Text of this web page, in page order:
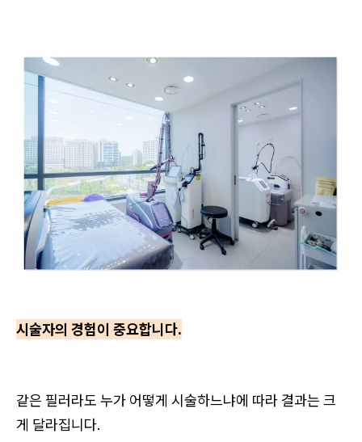
시술자의 경험이 중요합니다.
같은 필러라도 누가 어떻게 시술하느냐에 따라 결과는 크
게 달라집니다.